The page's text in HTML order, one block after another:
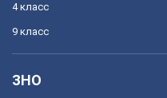
4 класс
9 класс
ЗНО